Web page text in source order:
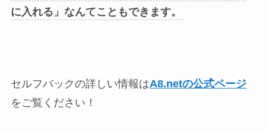
に入れる」なんてこともできます。
セルフバックの詳しい情報はA8.netの公式ページ
をご覧ください！